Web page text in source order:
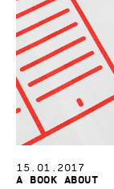
15.01.2017
A Book About